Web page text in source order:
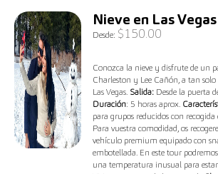
Nieve en Las Vegas
Desde: $150.00
Conozca la nieve y disfrute de un
Charleston y Lee Cañón, a tan
Las Vegas. Salida: Desde la puerta
Duración: 5 horas aprox.
para grupos reducidos con recogida
Para vuestra comodidad, os
vehículo premium equipado con
embotellada. En este tour
una temperatura inusual para estar